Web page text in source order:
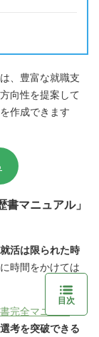
、豊富な就職支
向性を提案して
作成できます
マニュアル」
就活は限られた時
時間をかけては
完全マニュア
選考を突破できる
目次